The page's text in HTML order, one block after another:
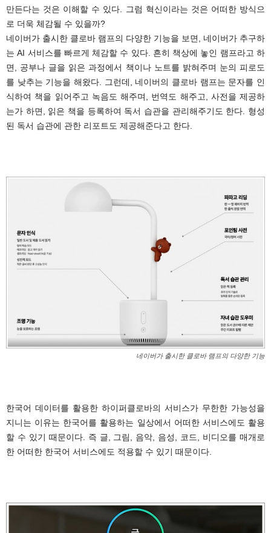
만든다는 것은 이해할 수 있다. 그럼 혁신이라는 것은 어떠한 방식으
로 더욱 체감될 수 있을까?
네이버가 출시한 클로바 램프의 다양한 기능을 보면, 네이버가 추구하
는 AI 서비스를 빠르게 체감할 수 있다. 흔히 책상에 놓인 램프라고 하
면, 공부나 글을 읽은 과정에서 책이나 노트를 밝혀주며 눈의 피로도
를 낮추는 기능을 해왔다. 그런데, 네이버의 클로바 램프는 문자를 인
식하여 책을 읽어주고 녹음도 해주며, 번역도 해주고, 사전을 제공하
는가 하면, 읽은 책을 등록하여 독서 습관을 관리해주기도 한다. 형성
된 독서 습관에 관한 리포트도 제공해준다고 한다.
네이버가 출시한 클로바 램프의 다양한 기능
한국어 데이터를 활용한 하이퍼클로바의 서비스가 무한한 가능성을
지니는 이유는 한국어를 활용하는 일상에서 어떠한 서비스에도 활용
할 수 있기 때문이다. 즉 글, 그림, 음악, 음성, 코드, 비디오를 매개로
한 어떠한 한국어 서비스에도 적용할 수 있기 때문이다.